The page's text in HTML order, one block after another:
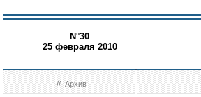
N°30
25 февраля 2010
//Архив